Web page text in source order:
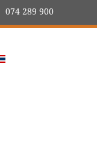
074 289 900